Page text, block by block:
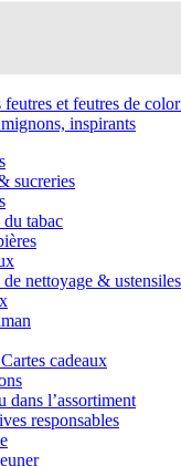
feutres et feutres de
inspirants
sucreries
tabac
nettoyage & ustensiles
cadeaux
dans l’assortiment
responsables